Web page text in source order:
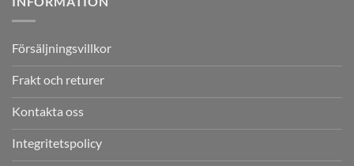
Försäljningsvillkor
Frakt och returer
Kontakta oss
Integritetspolicy